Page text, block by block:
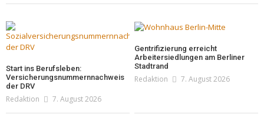
Start ins Berufsleben:
Versicherungsnummernnachweis
der DRV
Redaktion 7. August 2026
Gentrifizierung erreicht
Arbeitersiedlungen am Berliner
Stadtrand
Redaktion 7. August 2026